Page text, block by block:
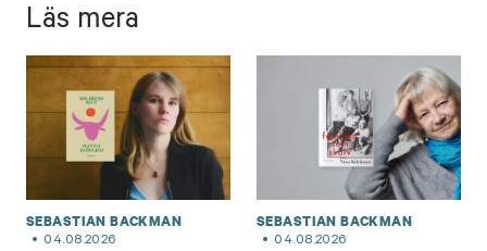
Läs mera
SEBASTIAN BACKMAN
04.08.2026
SEBASTIAN BACKMAN
04.08.2026